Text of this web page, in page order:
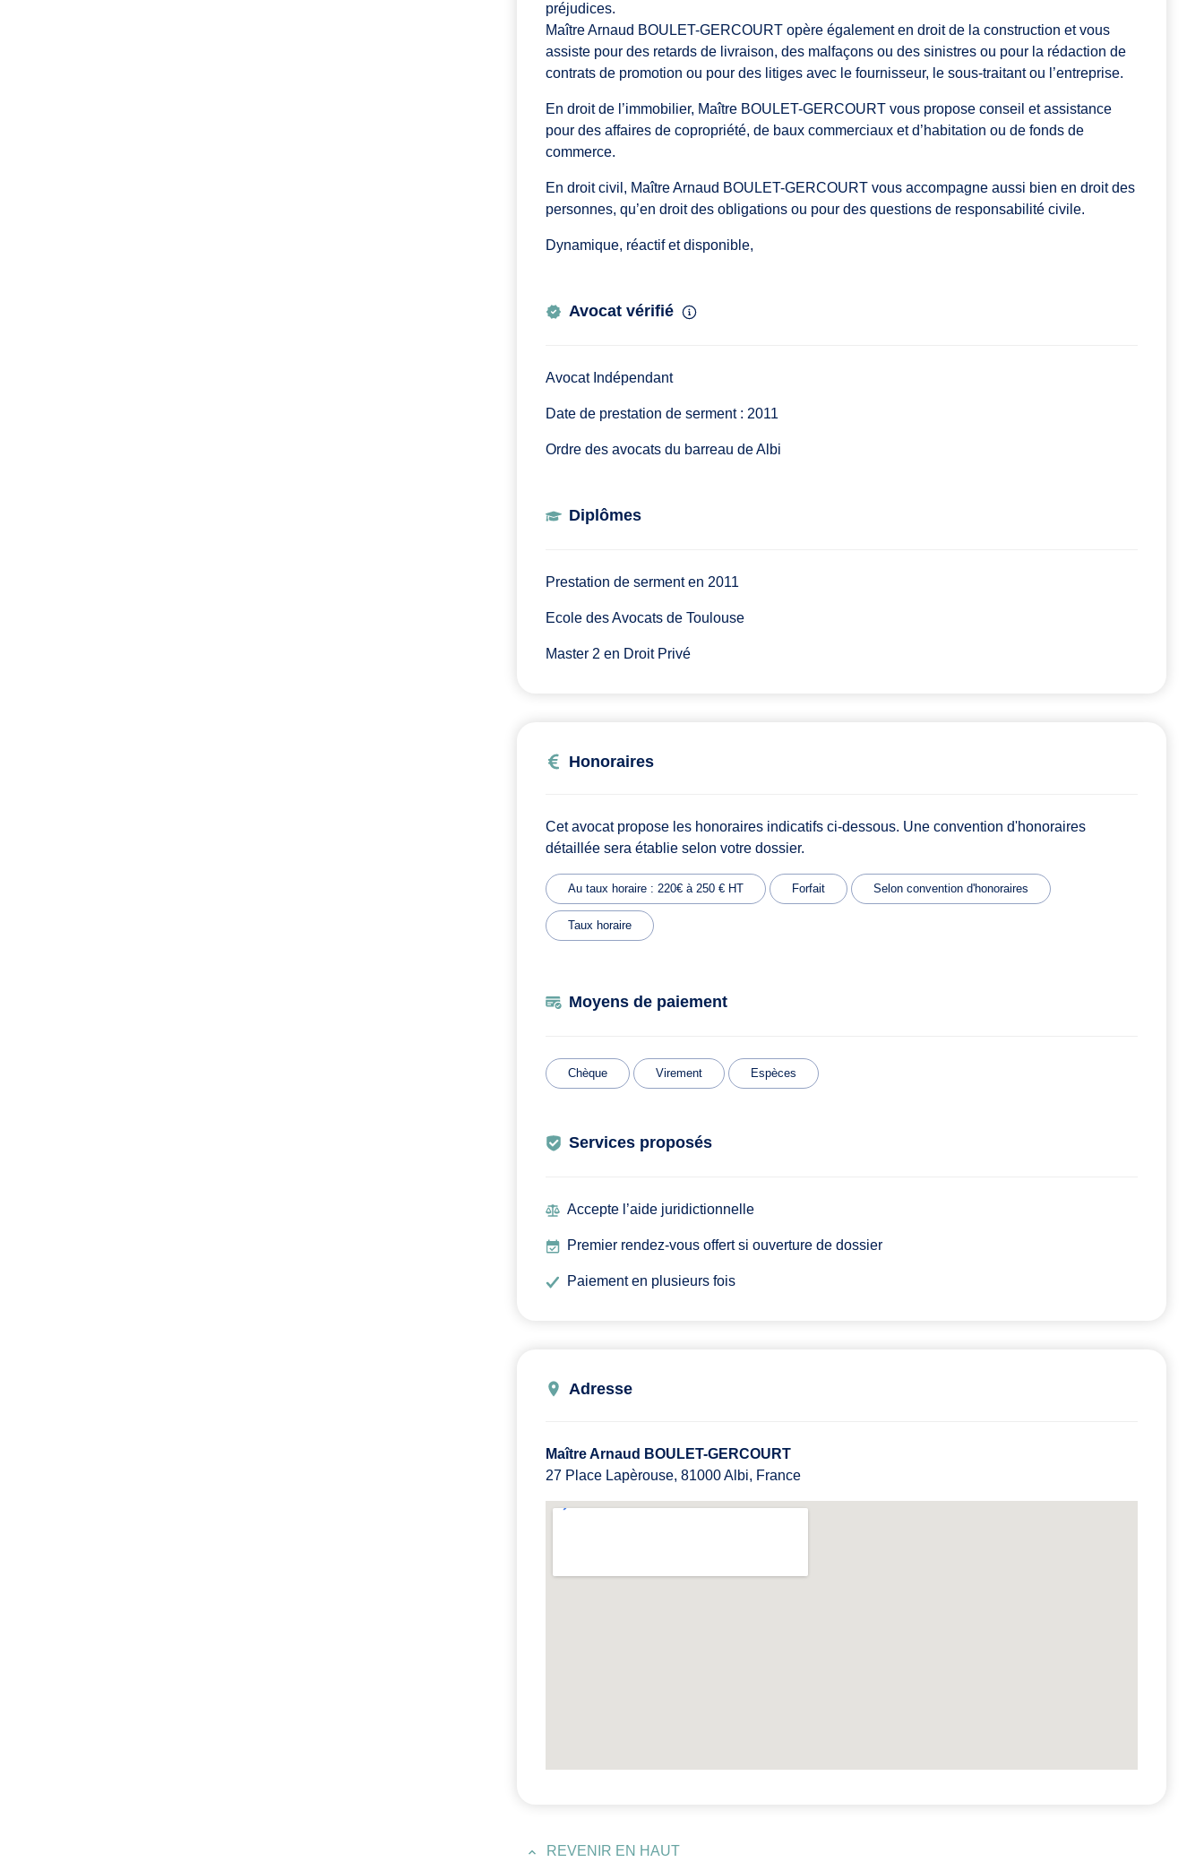
préjudices.
Maître Arnaud BOULET-GERCOURT opère également en droit de la construction et vous
assiste pour des retards de livraison, des malfaçons ou des sinistres ou pour la rédaction de
contrats de promotion ou pour des litiges avec le fournisseur, le sous-traitant ou l’entreprise.
En droit de l’immobilier, Maître BOULET-GERCOURT vous propose conseil et assistance
pour des affaires de copropriété, de baux commerciaux et d’habitation ou de fonds de
commerce.
En droit civil, Maître Arnaud BOULET-GERCOURT vous accompagne aussi bien en droit des
personnes, qu’en droit des obligations ou pour des questions de responsabilité civile.
Dynamique, réactif et disponible,
Avocat vérifié
Avocat Indépendant
Date de prestation de serment : 2011
Ordre des avocats du barreau de Albi
Diplômes
Prestation de serment en 2011
Ecole des Avocats de Toulouse
Master 2 en Droit Privé
Honoraires
Cet avocat propose les honoraires indicatifs ci-dessous. Une convention d'honoraires
détaillée sera établie selon votre dossier.
Au taux horaire : 220€ à 250 € HT Forfait Selon convention d'honoraires
Taux horaire
Moyens de paiement
Chèque Virement Espèces
Services proposés
Accepte l’aide juridictionnelle
Premier rendez-vous offert si ouverture de dossier
Paiement en plusieurs fois
Adresse
Maître Arnaud BOULET-GERCOURT
27 Place Lapèrouse, 81000 Albi, France
REVENIR EN HAUT